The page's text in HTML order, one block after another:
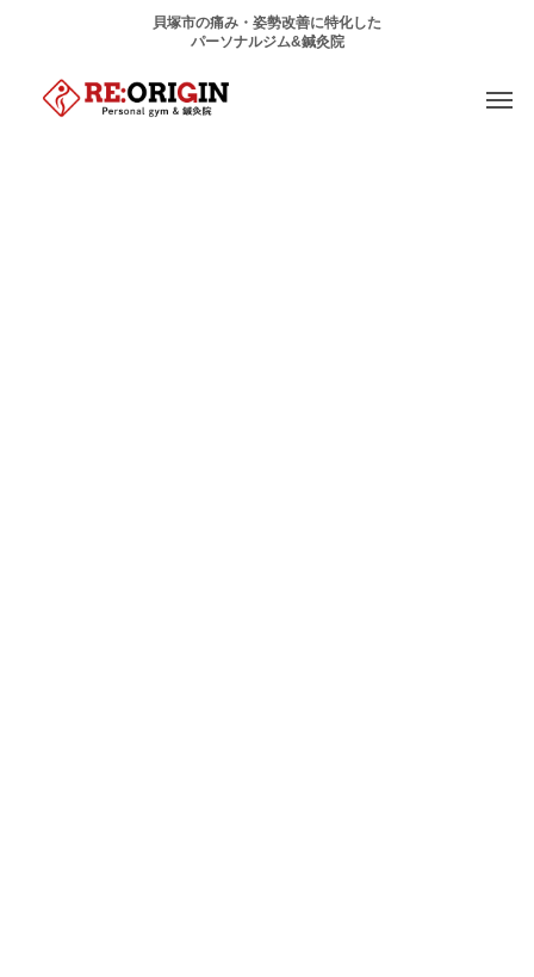
貝塚市の痛み・姿勢改善に特化した
パーソナルジム&鍼灸院